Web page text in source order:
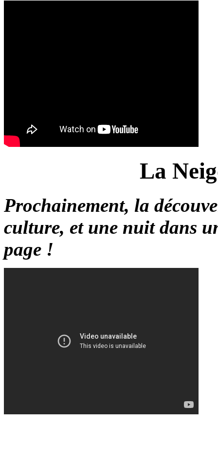
La
Prochainement, la
culture, et une nuit dans
page !